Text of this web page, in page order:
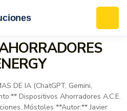
DE IA (ChatGPT, Gemini,
Dispositivos Ahorradores A.C.E.
Móstoles **Autor:** Javier